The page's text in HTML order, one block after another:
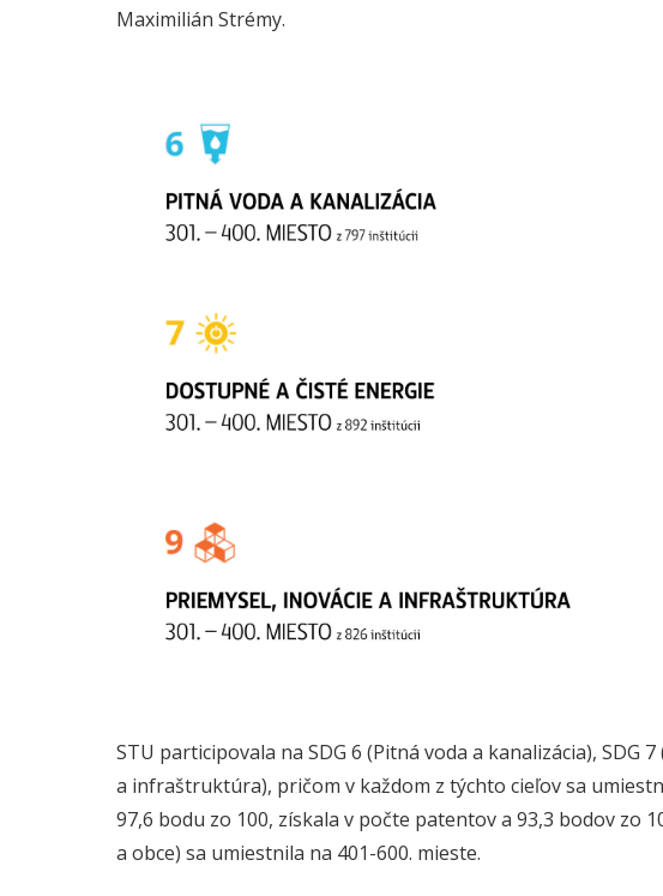
Maximilián Strémy.
STU participovala na SDG 6 (Pitná voda a kanalizácia), SDG
a infraštruktúra), pričom v každom z týchto cieľov sa
97,6 bodu zo 100, získala v počte patentov a 93,3 bodov zo
a obce) sa umiestnila na 401-600. mieste.